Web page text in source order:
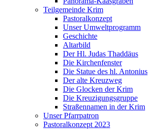
Teilgemeinde Krim
Pastoralkonzept
Unser Umweltprogramm
Geschichte
Altarbild
Der Hl. Judas Thaddäus
Die Kirchenfenster
Die Statue des hl. Antonius
Der alte Kreuzweg
Die Glocken der Krim
Die Kreuzigungsgruppe
Straßennamen in der Krim
Unser Pfarrpatron
Pastoralkonzept 2023